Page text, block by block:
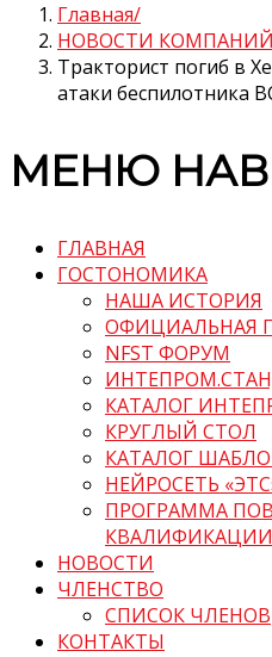
Главная
НОВОСТИ КОМПАНИЙ
Тракторист погиб в
атаки беспилотника
МЕНЮ
ГЛАВНАЯ
ГОСТОНОМИКА
НАША ИСТОРИЯ
ОФИЦИАЛЬНАЯ
NFST ФОРУМ
КАТАЛОГ
КРУГЛЫЙ СТОЛ
КАТАЛОГ
НЕЙРОСЕТЬ
ПРОГРАММА
КВАЛИФИКАЦИИ
НОВОСТИ
ЧЛЕНСТВО
СПИСОК ЧЛЕНОВ
КОНТАКТЫ